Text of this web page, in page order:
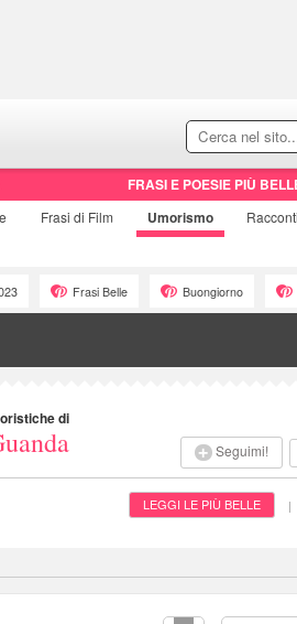
FRASI E POESIE PIÙ
Frasi di Film Umorismo Racconti
Frasi Belle Buongiorno
Seguimi!
di
LEGGI LE PIÙ BELLE |